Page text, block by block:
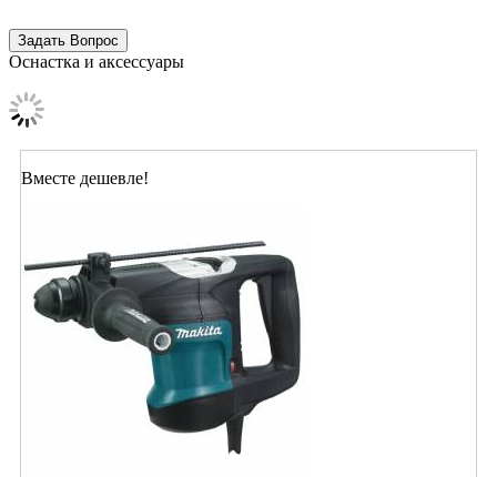
Оснастка и аксессуары
Вместе дешевле!